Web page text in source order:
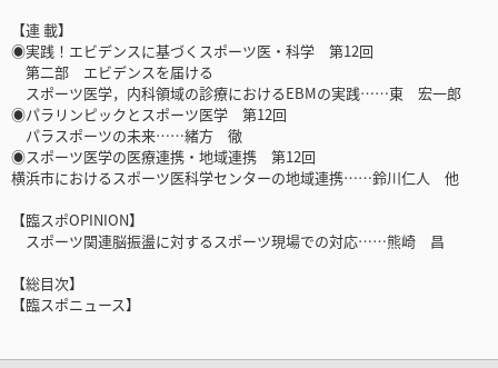
【連 載】
◉実践！エビデンスに基づくスポーツ医・科学 第12回
第二部 エビデンスを届ける
スポーツ医学，内科領域の診療におけるEBMの実践……東 宏一郎
◉パラリンピックとスポーツ医学 第12回
パラスポーツの未来……緒方 徹
◉スポーツ医学の医療連携・地域連携 第12回
横浜市におけるスポーツ医科学センターの地域連携……鈴川仁人 他
【臨スポOPINION】
スポーツ関連脳振盪に対するスポーツ現場での対応……熊崎 昌
【総目次】
【臨スポニュース】